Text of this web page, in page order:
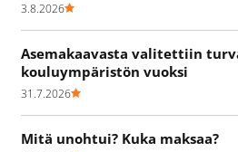
3.8.2026
Asemakaavasta valitettiin
kouluympäristön vuoksi
31.7.2026
Mitä unohtui? Kuka maksaa?